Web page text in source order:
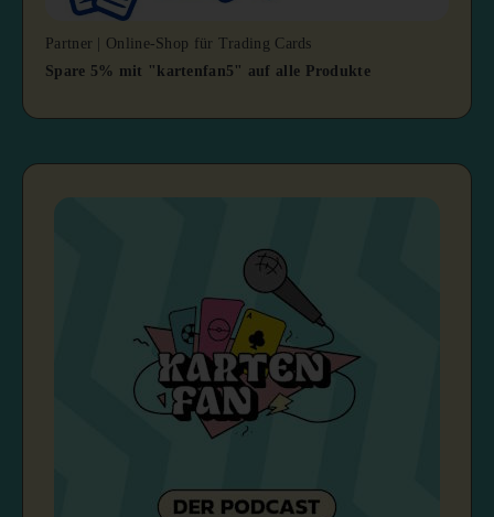
Partner | Online-Shop für Trading Cards
Spare 5% mit "kartenfan5" auf alle Produkte